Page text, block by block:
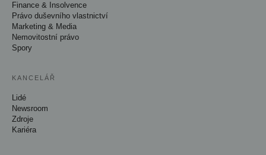
Finance & Insolvence
Právo duševního vlastnictví
Marketing & Media
Nemovitostní právo
Spory
KANCELÁŘ
Lidé
Newsroom
Zdroje
Kariéra